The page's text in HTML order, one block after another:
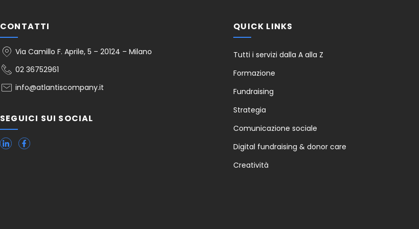
CONTATTI
Via Camillo F. Aprile, 5 – 20124 – Milano
02 36752961
info@atlantiscompany.it
SEGUICI SUI SOCIAL
QUICK LINKS
Tutti i servizi dalla A alla Z
Formazione
Fundraising
Strategia
Comunicazione sociale
Digital fundraising & donor care
Creatività